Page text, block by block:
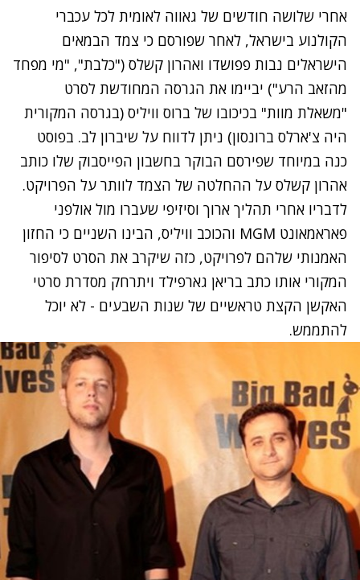
אחרי שלושה חודשים של גאווה לאומית לכל עכברי
הקולנוע בישראל, לאחר שפורסם כי צמד הבמאים
הישראלים נבות פפושדו ואהרון קשלס ("כלבת", "מי מפחד
מהזאב הרע") יביימו את הגרסה המחודשת לסרט
"משאלת מוות" בכיכובו של ברוס וויליס (בגרסה המקורית
היה צ'ארלס ברונסון) ניתן לדווח על שיברון לב. בפוסט
כנה במיוחד שפירסם הבוקר בחשבון הפייסבוק שלו כותב
אהרון קשלס על ההחלטה של הצמד לוותר על הפרויקט.
לדבריו אחרי תהליך ארוך וסיזיפי שעברו מול אולפני
פאראמאונט MGM והכוכב וויליס, הבינו השניים כי החזון
האמנותי שלהם לפרויקט, כזה שיקרב את הסרט לסיפור
המקורי אותו כתב בריאן גארפילד ויתרחק מסדרת סרטי
האקשן הקצת טראשיים של שנות השבעים - לא יוכל
להתממש.